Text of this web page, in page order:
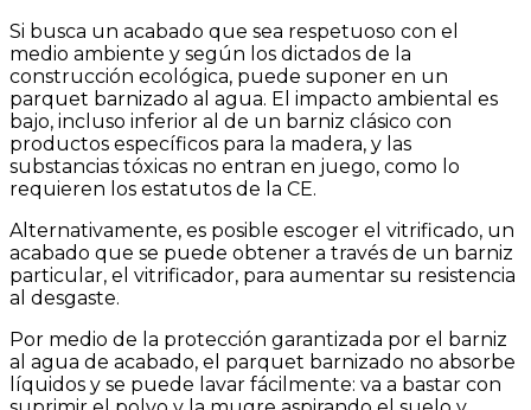
Si busca un acabado que sea respetuoso con el
medio ambiente y según los dictados de la
construcción ecológica, puede suponer en un
parquet barnizado al agua. El impacto ambiental es
bajo, incluso inferior al de un barniz clásico con
productos específicos para la madera, y las
substancias tóxicas no entran en juego, como lo
requieren los estatutos de la CE.
Alternativamente, es posible escoger el vitrificado, un
acabado que se puede obtener a través de un barniz
particular, el vitrificador, para aumentar su resistencia
al desgaste.
Por medio de la protección garantizada por el barniz
al agua de acabado, el parquet barnizado no absorbe
líquidos y se puede lavar fácilmente: va a bastar con